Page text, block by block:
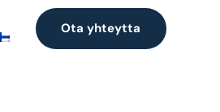
Ota yhteytta